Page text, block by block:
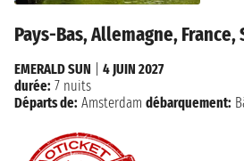
Pays-Bas, Allemagne, France,
EMERALD SUN
4 JUIN 2027
durée: 7 nuits
Départs de: Amsterdam débarquement: